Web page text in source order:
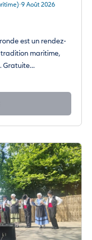
9 Août 2026
est un rendez-
maritime,
Gratuite…